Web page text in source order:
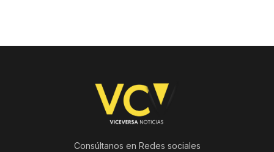
Consúltanos en Redes sociales